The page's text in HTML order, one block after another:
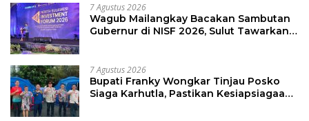
7 Agustus 2026
Wagub Mailangkay Bacakan Sambutan
Gubernur di NISF 2026, Sulut Tawarkan
7 Agustus 2026
Bupati Franky Wongkar Tinjau Posko
Siaga Karhutla, Pastikan Kesiapsiagaan